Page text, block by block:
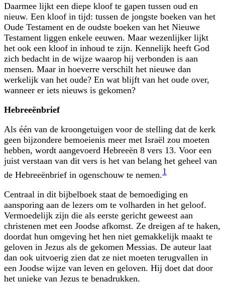
Daarmee lijkt een diepe kloof te gapen tussen oud en
nieuw. Een kloof in tijd: tussen de jongste boeken van het
Oude Testament en de oudste boeken van het Nieuwe
Testament liggen enkele eeuwen. Maar wezenlijker lijkt
het ook een kloof in inhoud te zijn. Kennelijk heeft God
zich bedacht in de wijze waarop hij verbonden is aan
mensen. Maar in hoeverre verschilt het nieuwe dan
werkelijk van het oude? En wat blijft van het oude over,
wanneer er iets nieuws is gekomen?
Hebreeënbrief
Als één van de kroongetuigen voor de stelling dat de kerk
geen bijzondere bemoeienis meer met Israël zou moeten
hebben, wordt aangevoerd Hebreeën 8 vers 13. Voor een
juist verstaan van dit vers is het van belang het geheel van
de Hebreeënbrief in ogenschouw te nemen.1
Centraal in dit bijbelboek staat de bemoediging en
aansporing aan de lezers om te volharden in het geloof.
Vermoedelijk zijn die als eerste gericht geweest aan
christenen met een Joodse afkomst. Ze dreigen af te haken,
doordat hun omgeving het hen niet gemakkelijk maakt te
geloven in Jezus als de gekomen Messias. De auteur laat
dan ook uitvoerig zien dat ze niet moeten terugvallen in
een Joodse wijze van leven en geloven. Hij doet dat door
het unieke van Jezus te benadrukken.